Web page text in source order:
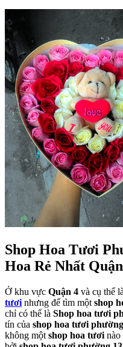
Shop Hoa Tươi
Hoa Rẻ Nhất
Ở khu vực Quận 4 và cụ thể
tươi nhưng để tìm một shop
chỉ có thể là Shop hoa tươi
tín của shop hoa tươi
không một shop hoa tươi